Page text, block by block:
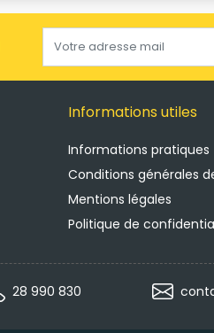
Informations utiles
Informations pratiques
Conditions générales
Mentions légales
Politique de
28 990 830